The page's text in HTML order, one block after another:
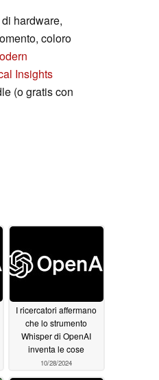
hardware,
coloro
Insights
(o gratis con
I ricercatori affermano
che lo strumento
Whisper di OpenAI
inventa le cose
10/28/2024